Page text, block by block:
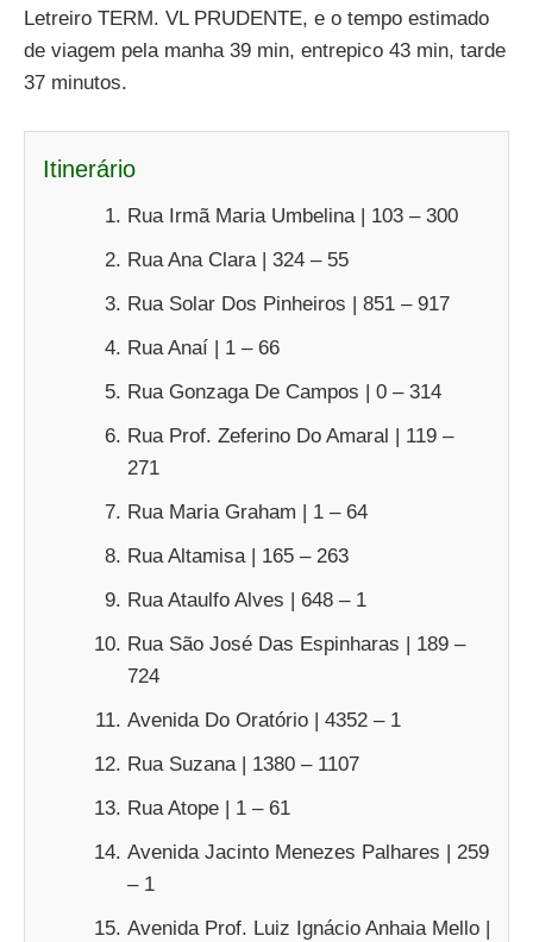
Letreiro TERM. VL PRUDENTE, e o tempo estimado
de viagem pela manha 39 min, entrepico 43 min, tarde
37 minutos.
Itinerário
Rua Irmã Maria Umbelina | 103 – 300
Rua Ana Clara | 324 – 55
Rua Solar Dos Pinheiros | 851 – 917
Rua Anaí | 1 – 66
Rua Gonzaga De Campos | 0 – 314
Rua Prof. Zeferino Do Amaral | 119 –
271
Rua Maria Graham | 1 – 64
Rua Altamisa | 165 – 263
Rua Ataulfo Alves | 648 – 1
Rua São José Das Espinharas | 189 –
724
Avenida Do Oratório | 4352 – 1
Rua Suzana | 1380 – 1107
Rua Atope | 1 – 61
Avenida Jacinto Menezes Palhares | 259
– 1
Avenida Prof. Luiz Ignácio Anhaia Mello |